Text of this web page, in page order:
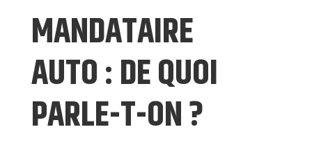
MANDATAIRE
AUTO : DE QUOI
PARLE-T-ON ?